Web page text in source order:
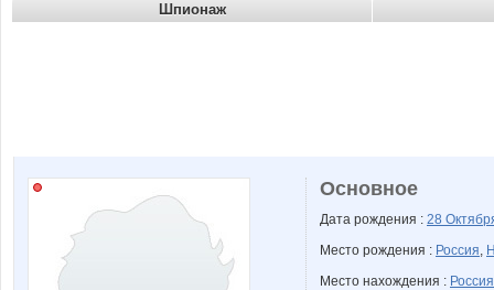
Шпионаж
Основное
Дата рождения : 28
Место рождения : Россия,
Место нахождения : Россия